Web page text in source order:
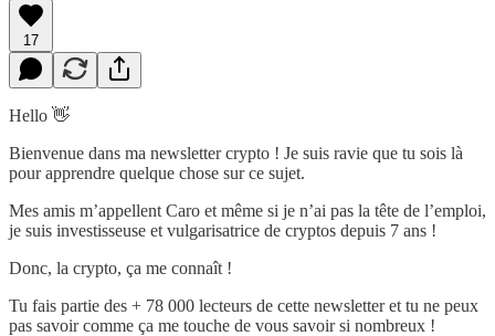
17
Hello 👋
Bienvenue dans ma newsletter crypto ! Je suis ravie que tu sois là
pour apprendre quelque chose sur ce sujet.
Mes amis m’appellent Caro et même si je n’ai pas la tête de l’emploi,
je suis investisseuse et vulgarisatrice de cryptos depuis 7 ans !
Donc, la crypto, ça me connaît !
Tu fais partie des + 78 000 lecteurs de cette newsletter et tu ne peux
pas savoir comme ça me touche de vous savoir si nombreux !